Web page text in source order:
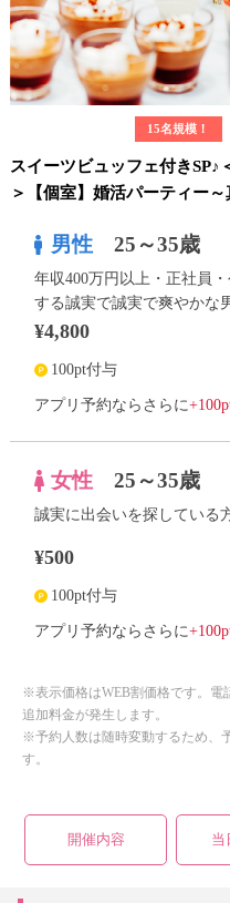
15名規模！
スイーツビュッフェ付き
＞【個室】婚活パーティー
男性 25～35歳
年収400万円以上・正社員
する誠実で誠実で爽やかな
¥4,800
100pt付与
アプリ予約ならさらに
女性 25～35歳
誠実に出会いを探している
¥500
100pt付与
アプリ予約ならさらに
※表示価格はWEB割価格です。電
追加料金が発生します。
※予約人数は随時変動するため、
す。
開催内容 当